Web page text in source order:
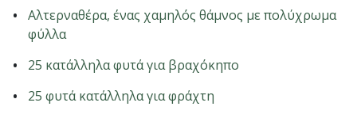
Αλτερναθέρα, ένας χαμηλός θάμνος με πολύχρωμα
φύλλα
25 κατάλληλα φυτά για βραχόκηπο
25 φυτά κατάλληλα για φράχτη